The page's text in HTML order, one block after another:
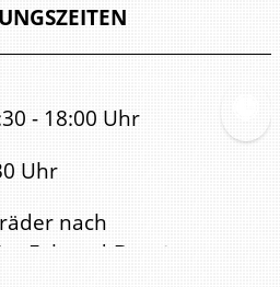
- 18:00 Uhr
Uhr
nach
Fahrrad- Beratungen